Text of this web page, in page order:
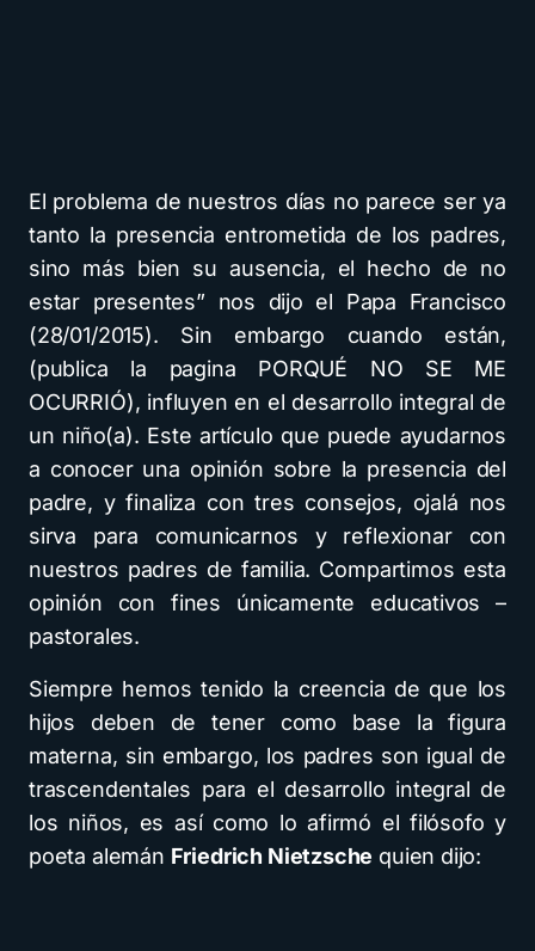
El problema de nuestros días no parece ser ya
tanto la presencia entrometida de los padres,
sino más bien su ausencia, el hecho de no
estar presentes” nos dijo el Papa Francisco
(28/01/2015). Sin embargo cuando están,
(publica la pagina PORQUÉ NO SE ME
OCURRIÓ), influyen en el desarrollo integral de
un niño(a). Este artículo que puede ayudarnos
a conocer una opinión sobre la presencia del
padre, y finaliza con tres consejos, ojalá nos
sirva para comunicarnos y reflexionar con
nuestros padres de familia. Compartimos esta
opinión con fines únicamente educativos –
pastorales.
Siempre hemos tenido la creencia de que los
hijos deben de tener como base la figura
materna, sin embargo, los padres son igual de
trascendentales para el desarrollo integral de
los niños, es así como lo afirmó el filósofo y
poeta alemán Friedrich Nietzsche quien dijo: